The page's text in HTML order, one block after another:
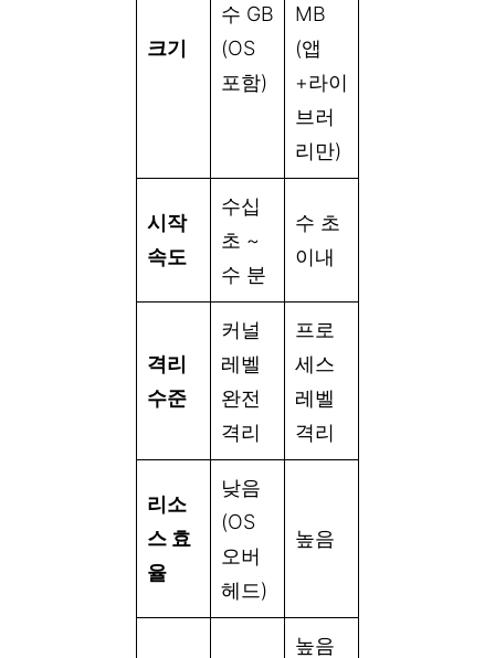
크기
수 GB
(OS
포함)
MB
(앱
+라이
브러
리만)
시작
속도
수십
초 ~
수 분
수 초
이내
격리
수준
커널
레벨
완전
격리
프로
세스
레벨
격리
리소
스 효
율
낮음
(OS
오버
헤드)
높음
높음